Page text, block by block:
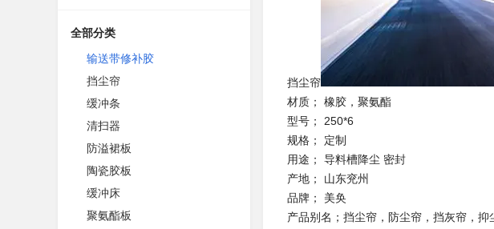
全部分类
输送带修补胶
挡尘帘
缓冲条
清扫器
防溢裙板
陶瓷胶板
缓冲床
聚氨酯板
挡尘帘
材质； 橡胶，聚氨酯
型号； 250*6
规格； 定制
用途； 导料槽降尘 密封
产地； 山东兖州
品牌； 美奂
产品别名；挡尘帘，防尘帘，挡灰帘，